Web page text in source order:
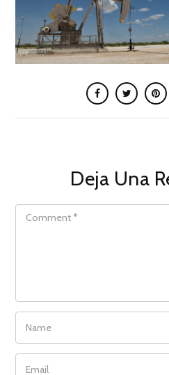
Deja Una
COMMENT
NAME
EMAIL